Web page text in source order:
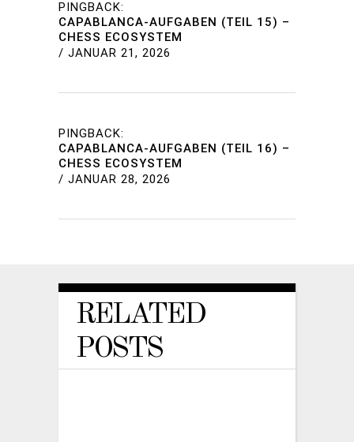
PINGBACK:
CAPABLANCA-AUFGABEN (TEIL 15) –
CHESS ECOSYSTEM
/ JANUAR 21, 2026
PINGBACK:
CAPABLANCA-AUFGABEN (TEIL 16) –
CHESS ECOSYSTEM
/ JANUAR 28, 2026
RELATED
POSTS